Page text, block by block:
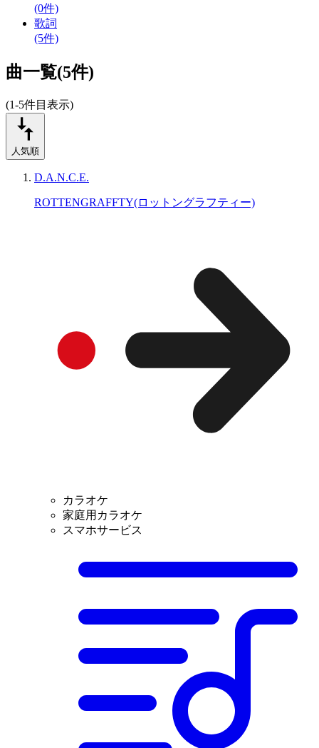
(0件)
歌詞
(5件)
曲一覧(5件)
(1-5件目表示)
人気順
D.A.N.C.E.
ROTTENGRAFFTY(ロットングラフティー)
カラオケ
家庭用カラオケ
スマホサービス